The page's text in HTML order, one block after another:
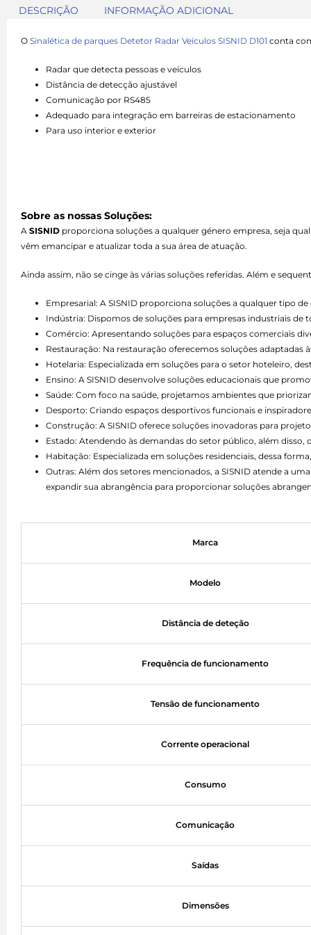
DESCRIÇÃO INFORMAÇÃO ADICIONAL
O Sinalética de parques Detetor Radar Veículos SISNID D101 conta
Radar que detecta pessoas e veículos
Distância de detecção ajustável
Comunicação por RS485
Adequado para integração em barreiras de estacionamento
Para uso interior e exterior
Sobre as nossas Soluções:
A SISNID proporciona soluções a qualquer género empresa, seja
vêm emancipar e atualizar toda a sua área de atuação.
Ainda assim, não se cinge às várias soluções referidas. Além e
Empresarial: A SISNID proporciona soluções a qualquer tipo
Indústria: Dispomos de soluções para empresas industriais
Comércio: Apresentando soluções para espaços comerciais
Restauração: Na restauração oferecemos soluções
Hotelaria: Especializada em soluções para o setor hoteleiro,
Ensino: A SISNID desenvolve soluções educacionais que
Saúde: Com foco na saúde, projetamos ambientes que
Desporto: Criando espaços desportivos funcionais e
Construção: A SISNID oferece soluções inovadoras para
Estado: Atendendo às demandas do setor público, além disso,
Habitação: Especializada em soluções residenciais, dessa
Outras: Além dos setores mencionados, a SISNID atende a
expandir sua abrangência para proporcionar soluções
Marca
Modelo
Distância de deteção
Frequência de funcionamento
Tensão de funcionamento
Corrente operacional
Consumo
Comunicação
Saídas
Dimensões